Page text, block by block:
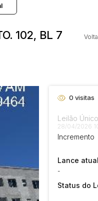
102, BL 7
0 visitas
Leilão Único
28/04/2026
Incremento
Lance atual
-
Status do